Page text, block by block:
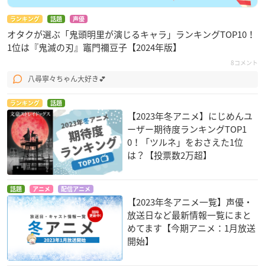
ランキング 話題 声優
オタクが選ぶ「鬼頭明里が演じるキャラ」ランキングTOP10！
1位は『鬼滅の刃』竈門禰󠄀豆子【2024年版】
8コメント
八尋寧々ちゃん大好き💕
ランキング 話題
【2023年冬アニメ】にじめんユ
ーザー期待度ランキングTOP1
0！「ツルネ」をおさえた1位
は？【投票数2万超】
話題 アニメ 配信アニメ
【2023年冬アニメ一覧】声優・
放送日など最新情報一覧にまと
めてます【今期アニメ：1月放送
開始】